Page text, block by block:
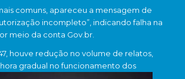
comuns, apareceu a mensagem de
incompleto”, indicando falha na
meio da conta Gov.br.
houve redução no volume de relatos,
gradual no funcionamento dos